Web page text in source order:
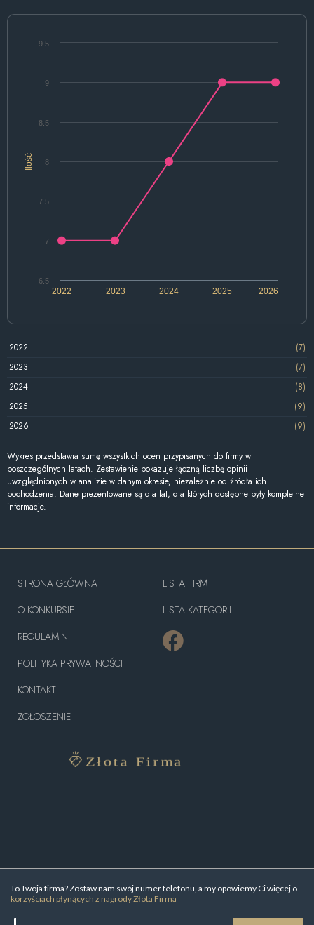
Ilość
2022 2024 2026
2023 2025
6.5
7
7.5
8
8.5
9
9.5
2022
(7)
2023
(7)
2024
(8)
2025
(9)
2026
(9)
Wykres przedstawia sumę wszystkich ocen przypisanych do firmy w
poszczególnych latach. Zestawienie pokazuje łączną liczbę opinii
uwzględnionych w analizie w danym okresie, niezależnie od źródła ich
pochodzenia. Dane prezentowane są dla lat, dla których dostępne były kompletne
informacje.
To Twoja firma? Zostaw nam swój numer telefonu, a my opowiemy Ci więcej o
korzyściach płynących z nagrody Złota Firma
STRONA GŁÓWNA
O KONKURSIE
REGULAMIN
POLITYKA PRYWATNOŚCI
KONTAKT
ZGŁOSZENIE
LISTA FIRM
LISTA KATEGORII